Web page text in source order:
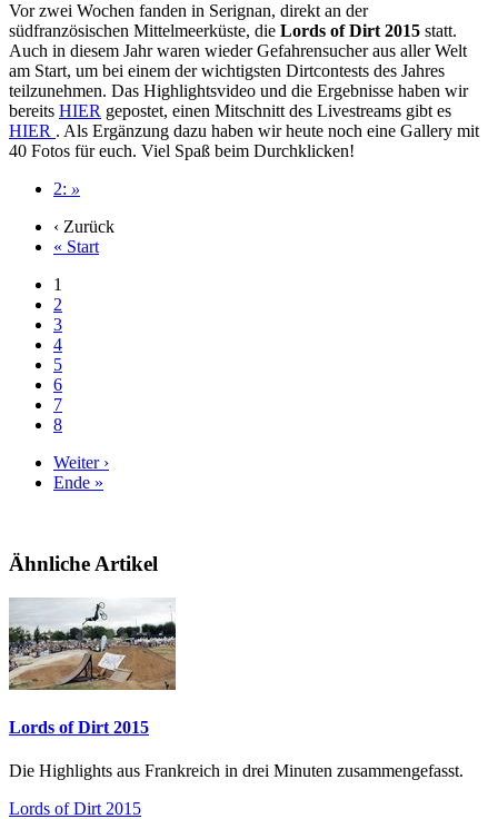
Vor zwei Wochen fanden in Serignan, direkt an der
südfranzösischen Mittelmeerküste, die Lords of Dirt 2015 statt.
Auch in diesem Jahr waren wieder Gefahrensucher aus aller Welt
am Start, um bei einem der wichtigsten Dirtcontests des Jahres
teilzunehmen. Das Highlightsvideo und die Ergebnisse haben wir
bereits HIER gepostet, einen Mitschnitt des Livestreams gibt es
HIER . Als Ergänzung dazu haben wir heute noch eine Gallery mit
40 Fotos für euch. Viel Spaß beim Durchklicken!
2: »
‹ Zurück
« Start
1
2
3
4
5
6
7
8
Weiter ›
Ende »
Ähnliche Artikel
Lords of Dirt 2015
Die Highlights aus Frankreich in drei Minuten zusammengefasst.
Lords of Dirt 2015